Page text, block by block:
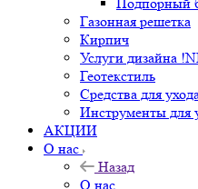
Газонная решетка
Кирпич
Услуги дизайна
Геотекстиль
Средства для
Инструменты для
АКЦИИ
О нас
Назад
О нас